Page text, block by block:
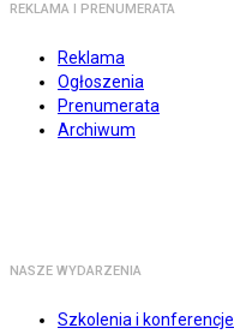
REKLAMA I PRENUMERATA
Reklama
Ogłoszenia
Prenumerata
Archiwum
NASZE WYDARZENIA
Szkolenia i konferencje